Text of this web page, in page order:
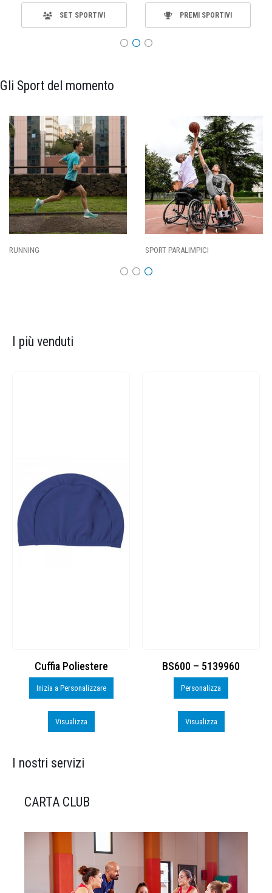
SET SPORTIVI PREMI SPORTIVI
Gli Sport del momento
CALCIO
I più venduti
Cuffia Poliestere
Inizia a Personalizzare
Visualizza
BS600 – 5139960
Personalizza
Visualizza
I nostri servizi
CARTA CLUB